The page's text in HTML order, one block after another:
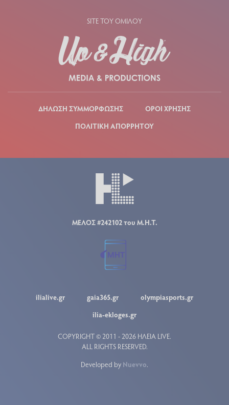
SITE ΤΟΥ ΟΜΙΛΟΥ
ΔΗΛΩΣΗ ΣΥΜΜΟΡΦΩΣΗΣ
ΟΡΟΙ ΧΡΗΣΗΣ
ΠΟΛΙΤΙΚΗ ΑΠΟΡΡΗΤΟΥ
ΜΕΛΟΣ #242102 του Μ.Η.Τ.
ilialive.gr gaia365.gr
olympiasports.gr
ilia-ekloges.gr
COPYRIGHT © 2011 - 2026 ΗΛΕΙΑ LIVE.
ALL RIGHTS RESERVED.
Developed by Nuevvo.